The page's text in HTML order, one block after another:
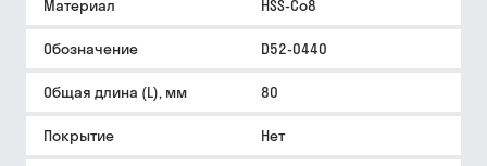
Материал HSS-Co8
Обозначение D52-0440
Общая длина (L), мм 80
Покрытие Нет